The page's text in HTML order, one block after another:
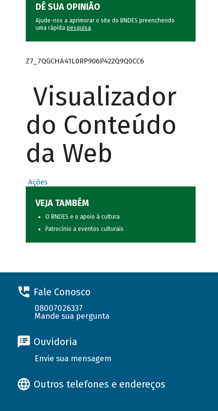
DÊ SUA OPINIÃO
Ajude-nos a aprimorar o site do BNDES preenchendo
uma rápida pesquisa.
Z7_7QGCHA41L0RP906P422Q9Q0CC6
Visualizador
do Conteúdo
da Web
Ações
VEJA TAMBÉM
O BNDES e o apoio à cultura
Patrocínio a eventos culturais
Fale Conosco
08007026337
Mande sua pergunta
Ouvidoria
Envie sua mensagem
Outros telefones e endereços